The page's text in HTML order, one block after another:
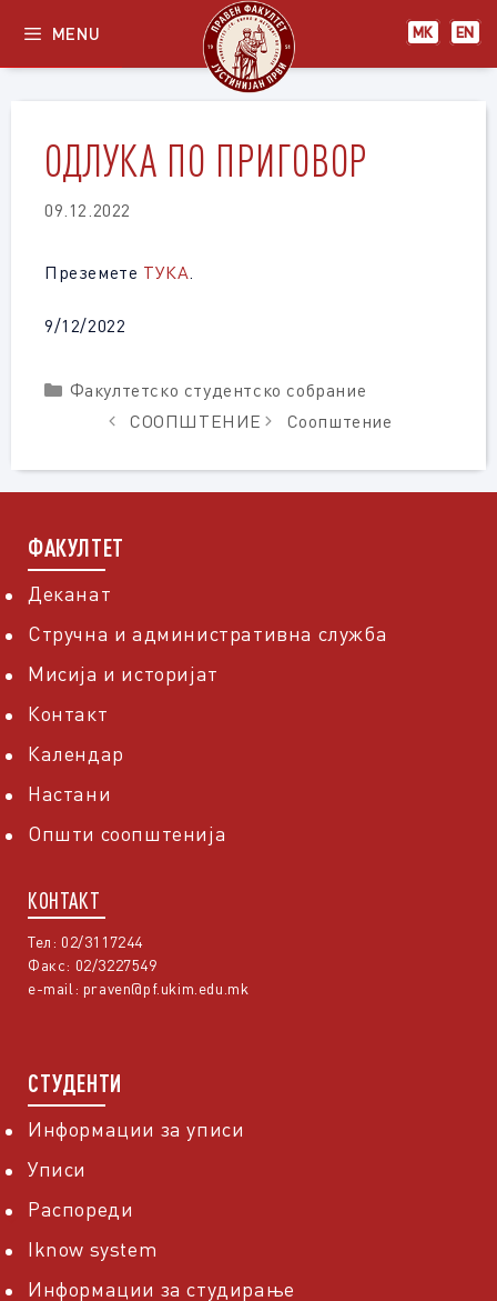
content
МК EN
MENU
ОДЛУКА ПО ПРИГОВОР
09.12.2022
Преземете ТУКА.
9/12/2022
Categories
Факултетско студентско собрание
СООПШТЕНИЕ
Соопштение
ФАКУЛТЕТ
Деканат
Стручна и административна служба
Мисија и историјат
Контакт
Календар
Настани
Општи соопштенија
КОНТАКТ
Тел: 02/3117244
Факс: 02/3227549
e-mail: praven@pf.ukim.edu.mk
СТУДЕНТИ
Информации за уписи
Уписи
Распореди
Iknow system
Информации за студирање